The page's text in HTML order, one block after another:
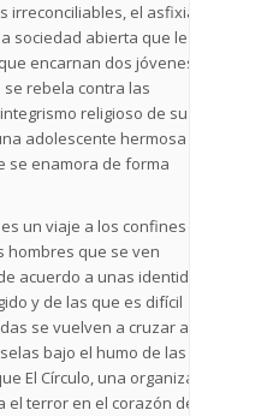
irreconciliables, el asfixiante
sociedad abierta que le
encarnan dos jóvenes: su
rebela contra las
religioso de su
adolescente hermosa y
se enamora de forma
un viaje a los confines de la
hombres que se ven
acuerdo a unas identidades
y de las que es difícil
se vuelven a cruzar años
bajo el humo de las
El Círculo, una organización
el terror en el corazón de